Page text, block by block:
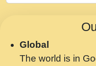
Chahe Ram Ho
मझ अपन जवन
Shri ravinandan
Global
The world is in